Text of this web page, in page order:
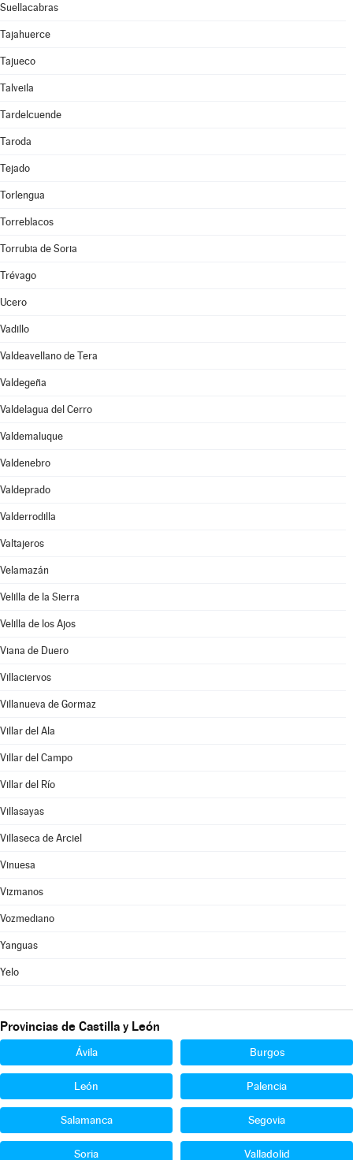
Suellacabras
Tajahuerce
Tajueco
Talveila
Tardelcuende
Taroda
Tejado
Torlengua
Torreblacos
Torrubia de Soria
Trévago
Ucero
Vadillo
Valdeavellano de Tera
Valdegeña
Valdelagua del Cerro
Valdemaluque
Valdenebro
Valdeprado
Valderrodilla
Valtajeros
Velamazán
Velilla de la Sierra
Velilla de los Ajos
Viana de Duero
Villaciervos
Villanueva de Gormaz
Villar del Ala
Villar del Campo
Villar del Río
Villasayas
Villaseca de Arciel
Vinuesa
Vizmanos
Vozmediano
Yanguas
Yelo
Provincias de Castilla y León
Ávila Burgos
León Palencia
Salamanca Segovia
Soria Valladolid